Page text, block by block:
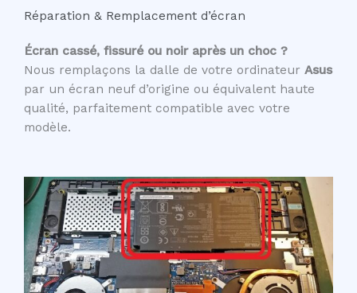
Réparation & Remplacement d’écran
Écran cassé, fissuré ou noir après un choc ?
Nous remplaçons la dalle de votre ordinateur Asus
par un écran neuf d’origine ou équivalent haute
qualité, parfaitement compatible avec votre
modèle.